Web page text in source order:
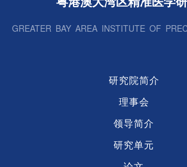
GREATER BAY AREA INSTITUTE OF
研究院简介
理事会
领导简介
研究单元